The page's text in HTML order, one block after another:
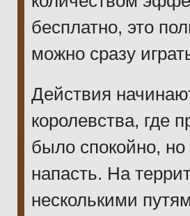
бесплатно, это
можно сразу
Действия
королевства, где
было спокойно,
напасть. На
несколькими